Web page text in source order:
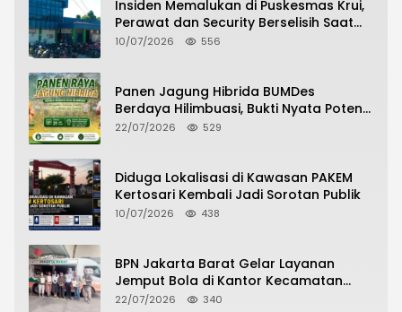
Insiden Memalukan di Puskesmas Krui,
Perawat dan Security Berselisih Saat
Pelayanan Pasien Berlangsung
10/07/2026 556
Panen Jagung Hibrida BUMDes
Berdaya Hilimbuasi, Bukti Nyata Potensi
Pertanian Desa
22/07/2026 529
Diduga Lokalisasi di Kawasan PAKEM
Kertosari Kembali Jadi Sorotan Publik
10/07/2026 438
BPN Jakarta Barat Gelar Layanan
Jemput Bola di Kantor Kecamatan
Grogol Petamburan, Warga Antusias
22/07/2026 340